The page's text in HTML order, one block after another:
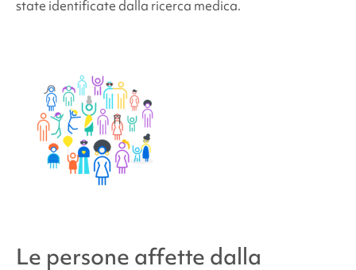
state identificate dalla ricerca medica.
Le persone affette dalla